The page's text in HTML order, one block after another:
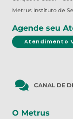
Metrus Instituto de
Agende seu
Atendimento
CANAL DE
O Metrus